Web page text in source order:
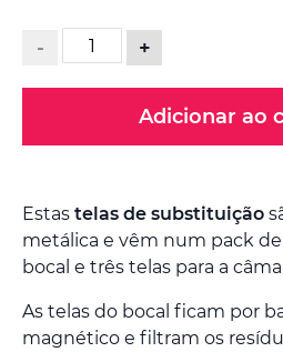
- +
Adicionar ao
Estas telas de substituição
metálica e vêm num pack de
bocal e três telas para a
As telas do bocal ficam por
magnético e filtram os
imagens